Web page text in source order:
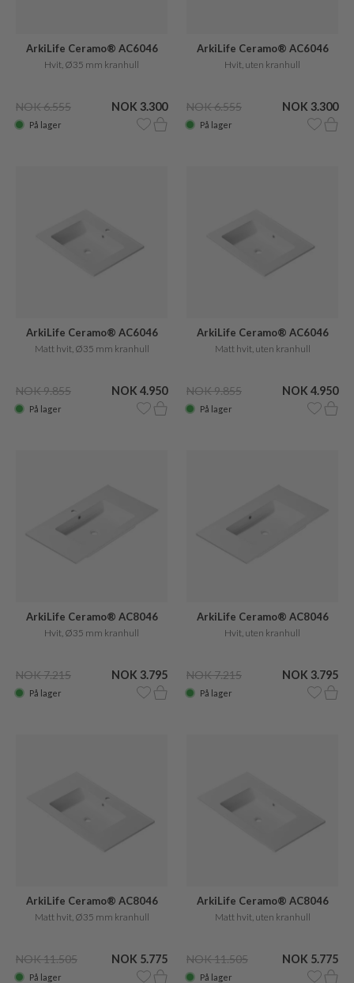
ArkiLife Ceramo® AC6046
Hvit, Ø35 mm kranhull
NOK 6.555 NOK 3.300
På lager
ArkiLife Ceramo® AC6046
Hvit, uten kranhull
NOK 6.555 NOK 3.300
På lager
ArkiLife Ceramo® AC6046
Matt hvit, Ø35 mm kranhull
NOK 9.855 NOK 4.950
På lager
ArkiLife Ceramo® AC6046
Matt hvit, uten kranhull
NOK 9.855 NOK 4.950
På lager
ArkiLife Ceramo® AC8046
Hvit, Ø35 mm kranhull
NOK 7.215 NOK 3.795
På lager
ArkiLife Ceramo® AC8046
Hvit, uten kranhull
NOK 7.215 NOK 3.795
På lager
ArkiLife Ceramo® AC8046
Matt hvit, Ø35 mm kranhull
NOK 11.505 NOK 5.775
På lager
ArkiLife Ceramo® AC8046
Matt hvit, uten kranhull
NOK 11.505 NOK 5.775
På lager